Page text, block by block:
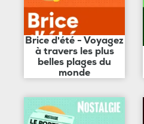
Brice d'été - Voyagez
à travers les plus
belles plages du
monde